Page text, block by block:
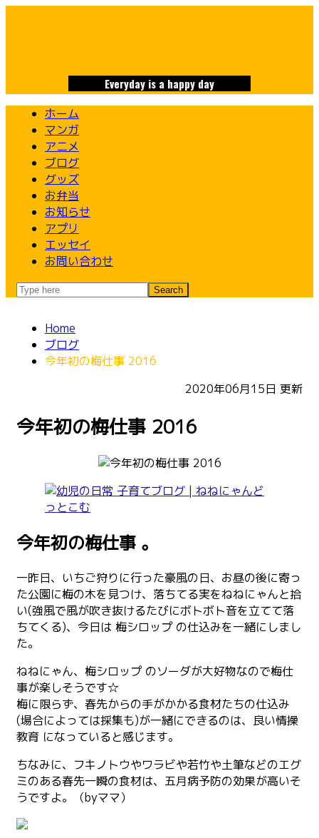
Everyday is a happy day
ホーム
マンガ
アニメ
ブログ
グッズ
お弁当
お知らせ
アプリ
エッセイ
お問い合わせ
Home
ブログ
今年初の梅仕事 2016
2020年06月15日 更新
今年初の梅仕事 2016
今年初の梅仕事‬ 。
一昨日、いちご狩りに行った豪風の日、お昼の後に寄っ
た公園に梅の木を見つけ、落ちてる実をねねにゃんと拾
い(強風で風が吹き抜けるたびにボトボト音を立てて落
ちてくる)、今日は 梅シロップ‬ の仕込みを一緒にしまし
た。
ねねにゃん、梅シロップ のソーダが大好物なので梅仕
事が楽しそうです☆
梅に限らず、春先からの手がかかる食材たちの仕込み
(場合によっては採集も)が一緒にできるのは、良い情操
教育‬ になっていると感じます。
ちなみに、フキノトウやワラビや若竹や土筆などのエグ
ミのある春先一瞬の食材は、五月病予防の効果が高いそ
うですよ。（byママ）